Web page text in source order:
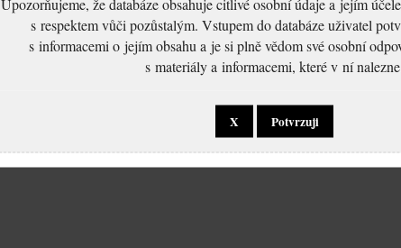
Feldblum Abraham:
s respektem vůči pozůstalým. Vstupem do databáze uživatel
s informacemi o jejím obsahu a je si plně vědom své osobní
s materiály a informacemi, které v ní nalezne.
X Potvrzuji